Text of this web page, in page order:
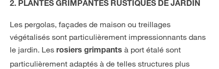
2. PLANTES GRIMPANTES RUSTIQUES DE JARDIN
Les pergolas, façades de maison ou treillages
végétalisés sont particulièrement impressionnants dans
le jardin. Les rosiers grimpants à port étalé sont
particulièrement adaptés à de telles structures plus